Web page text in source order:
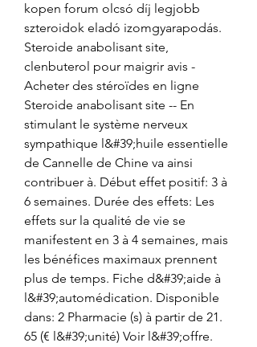
kopen forum olcsó díj legjobb
szteroidok eladó izomgyarapodás.
Steroide anabolisant site,
clenbuterol pour maigrir avis -
Acheter des stéroïdes en ligne
Steroide anabolisant site -- En
stimulant le système nerveux
sympathique l&#39;huile essentielle
de Cannelle de Chine va ainsi
contribuer à. Début effet positif: 3 à
6 semaines. Durée des effets: Les
effets sur la qualité de vie se
manifestent en 3 à 4 semaines, mais
les bénéfices maximaux prennent
plus de temps. Fiche d&#39;aide à
l&#39;automédication. Disponible
dans: 2 Pharmacie (s) à partir de 21.
65 (€ l&#39;unité) Voir l&#39;offre.